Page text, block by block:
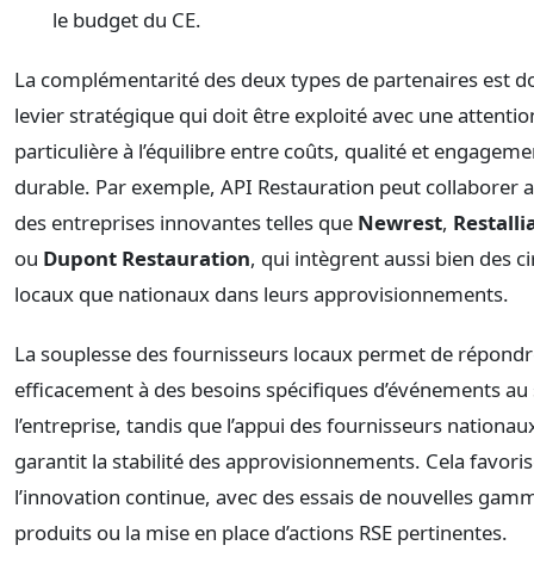
le budget du CE.
La complémentarité des deux types de partenaires est
levier stratégique qui doit être exploité avec une
particulière à l’équilibre entre coûts, qualité et
durable. Par exemple, API Restauration peut collaborer
des entreprises innovantes telles que Newrest,
ou Dupont Restauration, qui intègrent aussi bien des
locaux que nationaux dans leurs approvisionnements.
La souplesse des fournisseurs locaux permet de
efficacement à des besoins spécifiques d’événements au
l’entreprise, tandis que l’appui des fournisseurs
garantit la stabilité des approvisionnements. Cela
l’innovation continue, avec des essais de nouvelles
produits ou la mise en place d’actions RSE pertinentes.